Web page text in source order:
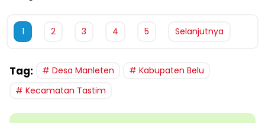
1 2 3 4 5 Selanjutnya
Tag: Desa Manleten
Kabupaten Belu
Kecamatan Tastim